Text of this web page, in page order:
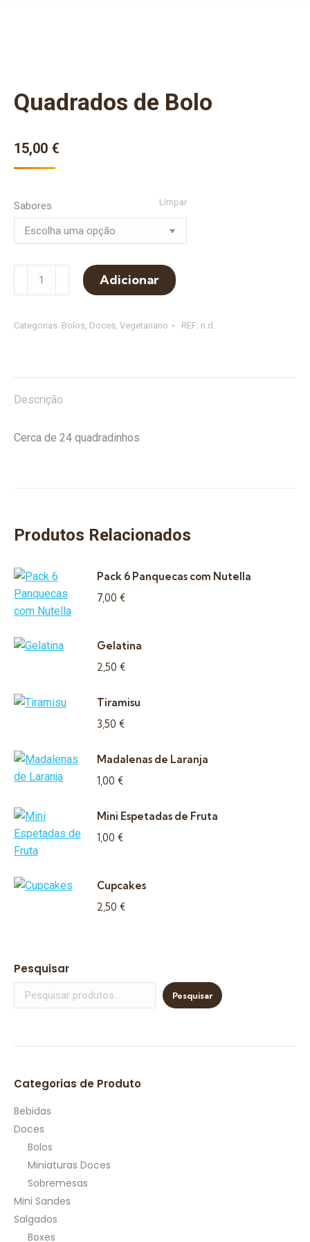
Quadrados de Bolo
15,00 €
Sabores Limpar
Quantidade
de
Adicionar
Categorias: Bolos, Doces, Vegetariano REF: n.d.
Descrição
Cerca de 24 quadradinhos
Produtos Relacionados
Pack 6 Panquecas com Nutella
7,00 €
Gelatina
2,50 €
Tiramisu
3,50 €
Madalenas de Laranja
1,00 €
Mini Espetadas de Fruta
1,00 €
Cupcakes
2,50 €
Pesquisar
Pesquisar
Categorias de Produto
Bebidas
Doces
Bolos
Miniaturas Doces
Sobremesas
Mini Sandes
Salgados
Boxes